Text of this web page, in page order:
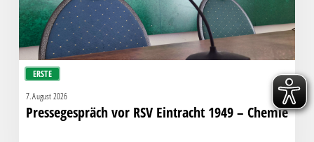
ERSTE
7. August 2026
Pressegespräch vor RSV Eintracht 1949 – Chemie